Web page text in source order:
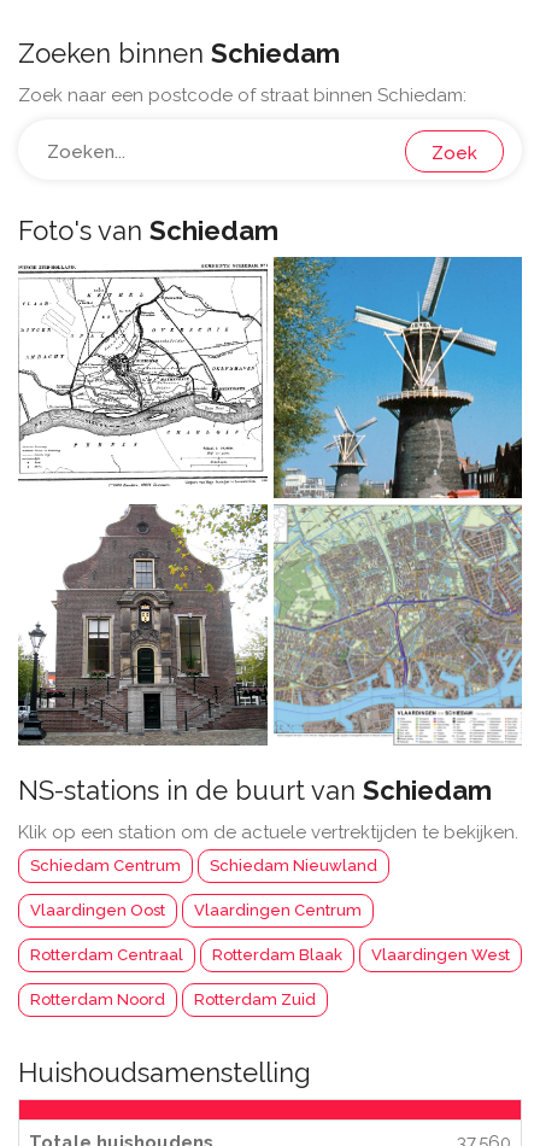
Zoeken binnen Schiedam
Zoek naar een postcode of straat binnen Schiedam:
Zoek
Foto's van Schiedam
NS-stations in de buurt van Schiedam
Klik op een station om de actuele vertrektijden te bekijken.
Schiedam Centrum Schiedam Nieuwland
Vlaardingen Oost Vlaardingen Centrum
Rotterdam Centraal Rotterdam Blaak Vlaardingen West
Rotterdam Noord Rotterdam Zuid
Huishoudsamenstelling